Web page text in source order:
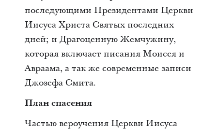
последующими Президентами Церкви
Иисуса Христа Святых последних
дней; и Драгоценную Жемчужину,
которая включает писания Моисея и
Авраама, а так же современные записи
Джозефа Смита.
План спасения
Частью вероучения Церкви Иисуса